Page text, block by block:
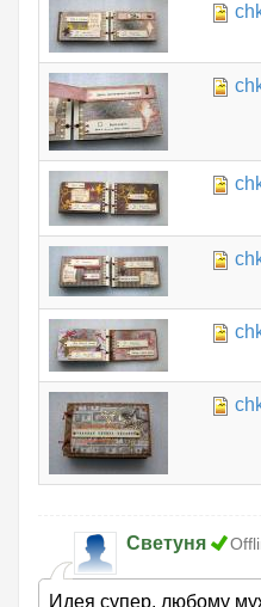
Светуня
Идея супер. любому